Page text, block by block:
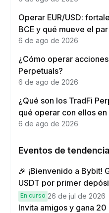
Operar EUR/USD:
BCE y qué mueve el par
6 de ago de 2026
¿Cómo operar
Perpetuals?
6 de ago de 2026
¿Qué son los TradFi
qué operar con ellos en
6 de ago de 2026
Eventos de tendencia
🎉 ¡Bienvenido a Bybit!
USDT por primer
hasta 9,999 USDT en
recompensas
En curso 26 de jul de 2026
Invita amigos y gana 20